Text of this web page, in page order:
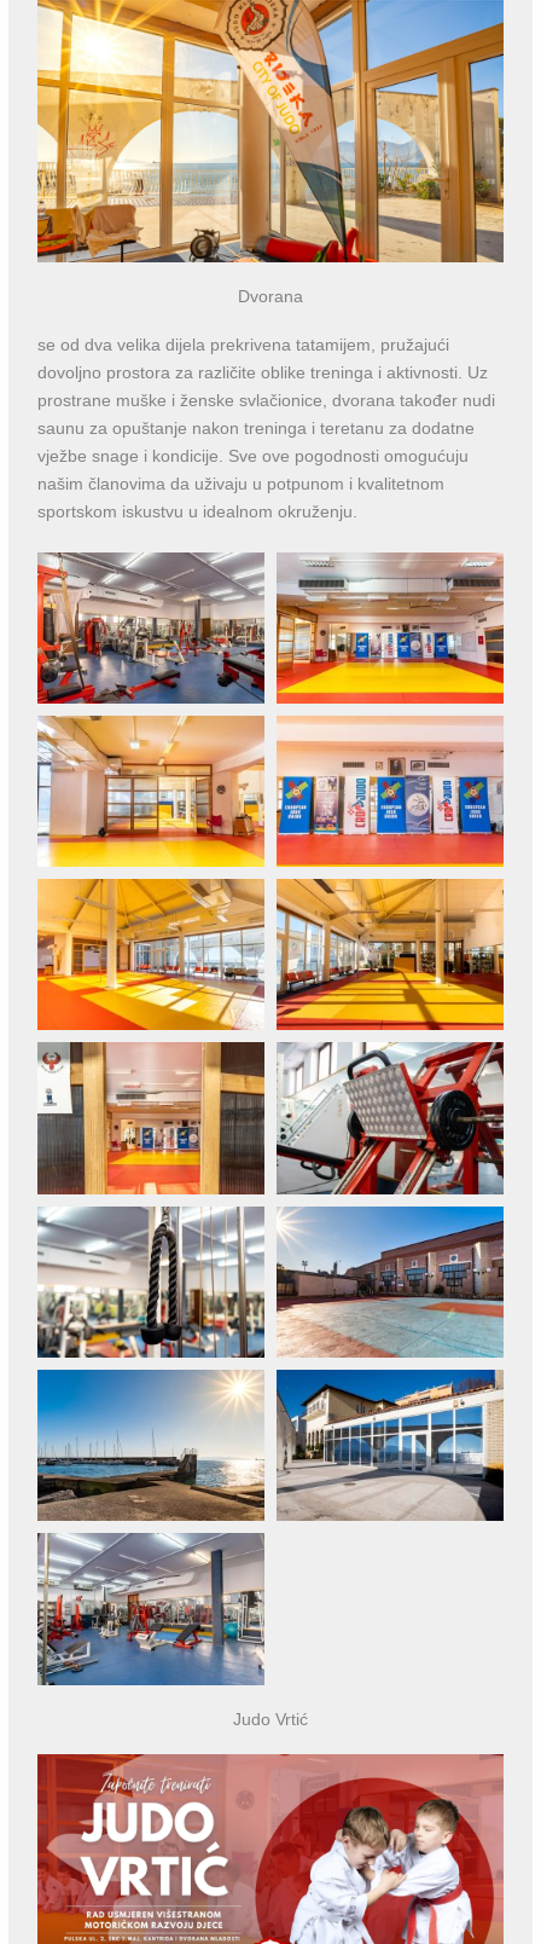
Dvorana
se od dva velika dijela prekrivena tatamijem, pružajući
dovoljno prostora za različite oblike treninga i aktivnosti. Uz
prostrane muške i ženske svlačionice, dvorana također nudi
saunu za opuštanje nakon treninga i teretanu za dodatne
vježbe snage i kondicije. Sve ove pogodnosti omogućuju
našim članovima da uživaju u potpunom i kvalitetnom
sportskom iskustvu u idealnom okruženju.
Judo Vrtić